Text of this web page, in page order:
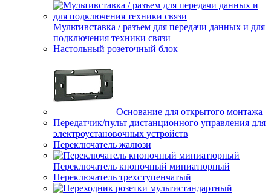
Мультивставка / разъем для передачи данных и для
подключения техники связи
Настольный розеточный блок
Основание для открытого монтажа
Передатчик/пульт дистанционного управления для
электроустановочных устройств
Переключатель жалюзи
Переключатель кнопочный миниатюрный
Переключатель трехступенчатый